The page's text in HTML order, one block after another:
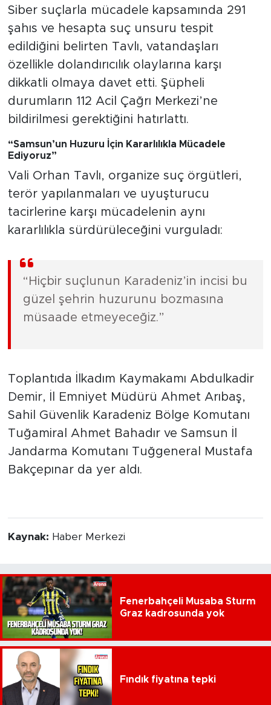
Siber suçlarla mücadele kapsamında 291
şahıs ve hesapta suç unsuru tespit
edildiğini belirten Tavlı, vatandaşları
özellikle dolandırıcılık olaylarına karşı
dikkatli olmaya davet etti. Şüpheli
durumların 112 Acil Çağrı Merkezi’ne
bildirilmesi gerektiğini hatırlattı.
“Samsun’un Huzuru İçin Kararlılıkla Mücadele
Ediyoruz”
Vali Orhan Tavlı, organize suç örgütleri,
terör yapılanmaları ve uyuşturucu
tacirlerine karşı mücadelenin aynı
kararlılıkla sürdürüleceğini vurguladı:
“Hiçbir suçlunun Karadeniz’in incisi bu
güzel şehrin huzurunu bozmasına
müsaade etmeyeceğiz.”
Toplantıda İlkadım Kaymakamı Abdulkadir
Demir, İl Emniyet Müdürü Ahmet Arıbaş,
Sahil Güvenlik Karadeniz Bölge Komutanı
Tuğamiral Ahmet Bahadır ve Samsun İl
Jandarma Komutanı Tuğgeneral Mustafa
Bakçepınar da yer aldı.
Kaynak: Haber Merkezi
Fenerbahçeli Musaba Sturm
Graz kadrosunda yok
Fındık fiyatına tepki